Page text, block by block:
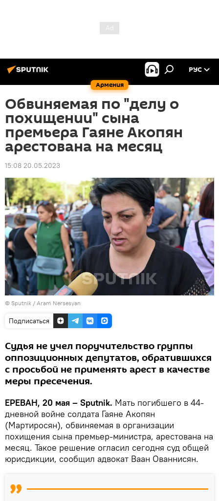
Армения
РУС
Обвиняемая по "делу о
похищении" сына
премьера Гаяне Акопян
арестована на месяц
15:08 20.05.2023
© Sputnik / Aram Nersesyan
Подписаться
Судья не учел поручительство группы
оппозиционных депутатов, обратившихся
с просьбой не применять арест в качестве
меры пресечения.
ЕРЕВАН, 20 мая – Sputnik. Мать погибшего в 44-
дневной войне солдата Гаяне Акопян
(Мартиросян), обвиняемая в организации
похищения сына премьер-министра, арестована на
месяц. Такое решение огласил сегодня суд общей
юрисдикции, сообщил адвокат Ваан Ованнисян.